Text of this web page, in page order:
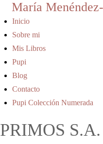
María
Inicio
Sobre mi
Mis Libros
Pupi
Blog
Contacto
Pupi Colección Numerada
PRIMOS